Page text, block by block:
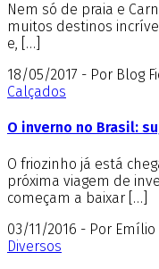
Nem só de praia e
muitos destinos
e, […]
18/05/2017 - Por Blog
Calçados
O inverno no Brasil:
O friozinho já está
próxima viagem de
começam a baixar […]
03/11/2016 - Por
Diversos